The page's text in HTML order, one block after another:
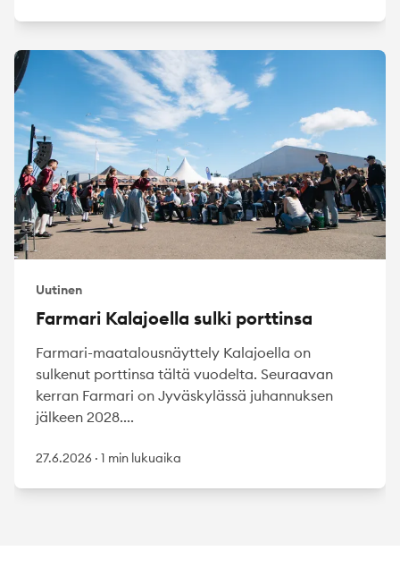
Uutinen
Farmari Kalajoella sulki porttinsa
Farmari-maatalousnäyttely Kalajoella on
sulkenut porttinsa tältä vuodelta. Seuraavan
kerran Farmari on Jyväskylässä juhannuksen
jälkeen 2028....
27.6.2026 · 1 min lukuaika